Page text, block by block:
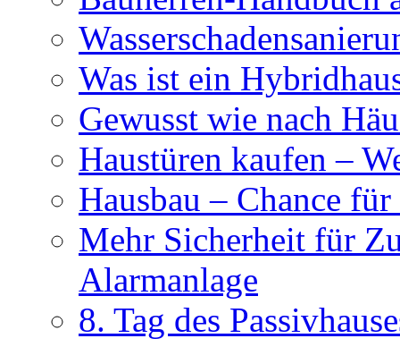
Was ist ein
Gewusst wie nach
Haustüren kaufen –
Hausbau – Chance
Mehr Sicherheit für
Alarmanlage
8. Tag des